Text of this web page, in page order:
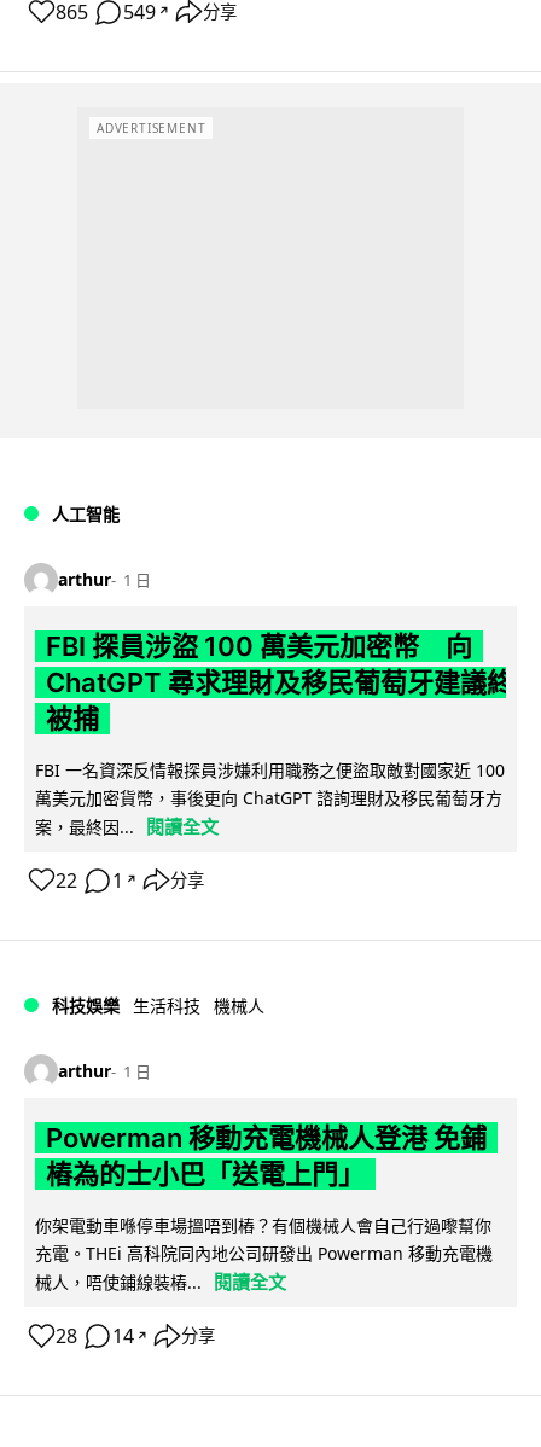
865 549 ↗ 分享
ADVERTISEMENT
人工智能
arthur 1 日
FBI 探員涉盜 100 萬美元加密幣 向
ChatGPT 尋求理財及移民葡萄牙建議終
被捕
FBI 一名資深反情報探員涉嫌利用職務之便盜取敵對國家近 100
萬美元加密貨幣，事後更向 ChatGPT 諮詢理財及移民葡萄牙方
案，最終因...
閱讀全文
22 1 ↗ 分享
科技娛樂 生活科技 機械人
arthur 1 日
Powerman 移動充電機械人登港 免鋪
樁為的士小巴「送電上門」
你架電動車喺停車場搵唔到樁？有個機械人會自己行過嚟幫你
充電。THEi 高科院同內地公司研發出 Powerman 移動充電機
械人，唔使鋪線裝樁...
閱讀全文
28 14 ↗ 分享